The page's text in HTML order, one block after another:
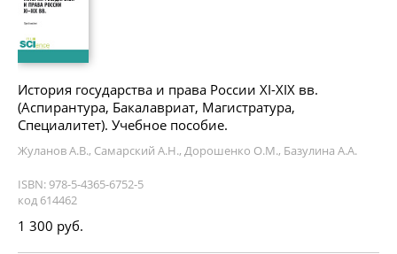
История государства и права России XI-XIX вв.
(Аспирантура, Бакалавриат, Магистратура,
Специалитет). Учебное пособие.
Жуланов А.В., Самарский А.Н., Дорошенко О.М., Базулина А.А.
ISBN: 978-5-4365-6752-5
код 614462
1 300 руб.